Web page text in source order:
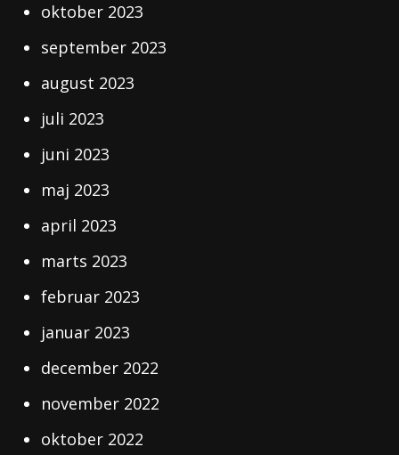
oktober 2023
september 2023
august 2023
juli 2023
juni 2023
maj 2023
april 2023
marts 2023
februar 2023
januar 2023
december 2022
november 2022
oktober 2022